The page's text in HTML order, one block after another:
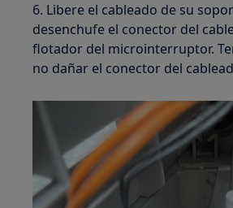
6. Libere el cableado de su
desenchufe el conector del
flotador del microinterruptor.
no dañar el conector del